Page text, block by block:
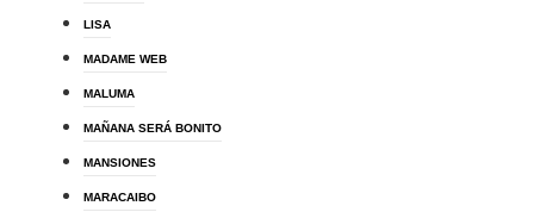
LISA
MADAME WEB
MALUMA
MAÑANA SERÁ BONITO
MANSIONES
MARACAIBO